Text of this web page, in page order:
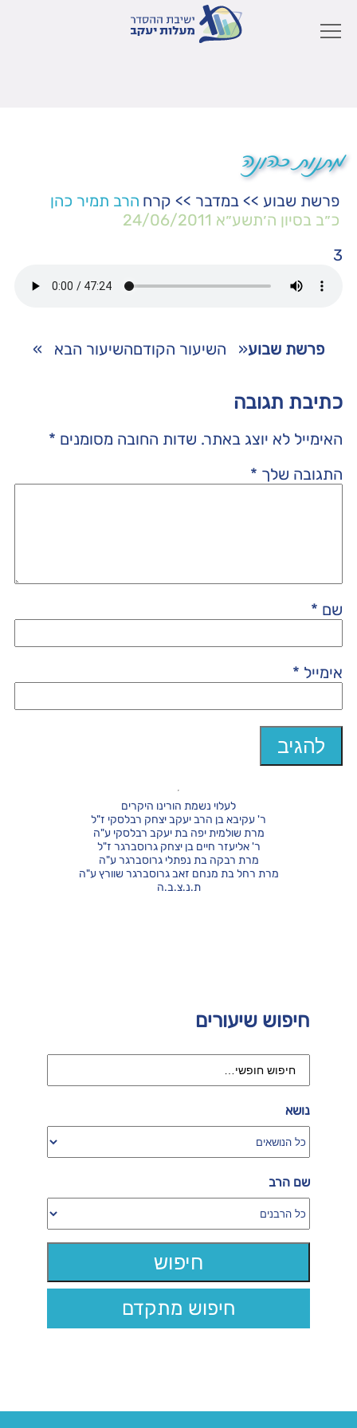
מתנות כהונה
פרשת שבוע >> במדבר >> קרח הרב תמיר כהן
כ״ב בסיון ה׳תשע״א 24/06/2011
3
פרשת שבוע« השיעור הקודםהשיעור הבא »
כתיבת תגובה
האימייל לא יוצג באתר. שדות החובה מסומנים *
התגובה שלך *
שם *
אימייל *
חיפוש שיעורים
נושא
שם הרב
חיפוש מתקדם
לעלוי נשמת הורינו היקרים
ר' עקיבא בן הרב יעקב יצחק רבלסקי ז"ל
מרת שולמית יפה בת יעקב רבלסקי ע"ה
ר' אליעזר חיים בן יצחק גרוסברגר ז"ל
מרת רבקה בת נפתלי גרוסברגר ע"ה
מרת רחל בת מנחם זאב גרוסברגר שוורץ ע"ה
ת.נ.צ.ב.ה